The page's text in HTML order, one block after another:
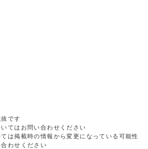
です
てはお問い合わせください
は掲載時の情報から変更になっている可能性
わせください